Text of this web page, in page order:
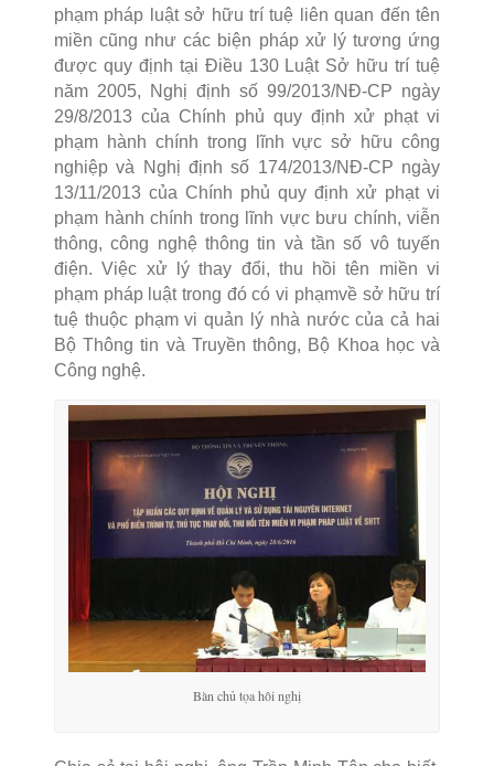
phạm pháp luật sở hữu trí tuệ liên quan đến tên
miền cũng như các biện pháp xử lý tương ứng
được quy định tại Điều 130 Luật Sở hữu trí tuệ
năm 2005, Nghị định số 99/2013/NĐ-CP ngày
29/8/2013 của Chính phủ quy định xử phạt vi
phạm hành chính trong lĩnh vực sở hữu công
nghiệp và Nghị định số 174/2013/NĐ-CP ngày
13/11/2013 của Chính phủ quy định xử phạt vi
phạm hành chính trong lĩnh vực bưu chính, viễn
thông, công nghệ thông tin và tần số vô tuyến
điện. Việc xử lý thay đổi, thu hồi tên miền vi
phạm pháp luật trong đó có vi phạmvề sở hữu trí
tuệ thuộc phạm vi quản lý nhà nước của cả hai
Bộ Thông tin và Truyền thông, Bộ Khoa học và
Công nghệ.
Bàn chủ tọa hôi nghị